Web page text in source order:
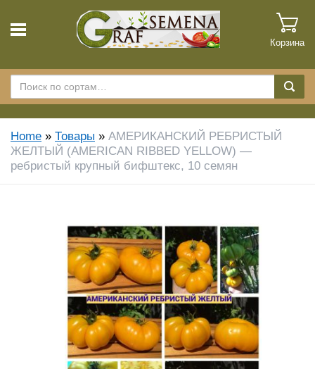
Корзина
Home » Товары » АМЕРИКАНСКИЙ РЕБРИСТЫЙ
ЖЕЛТЫЙ (AMERICAN RIBBED YELLOW) —
ребристый крупный бифштекс, 10 семян